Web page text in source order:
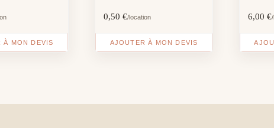
À MON DEVIS
0,50 €/location
AJOUTER À MON DEVIS
6,00 €